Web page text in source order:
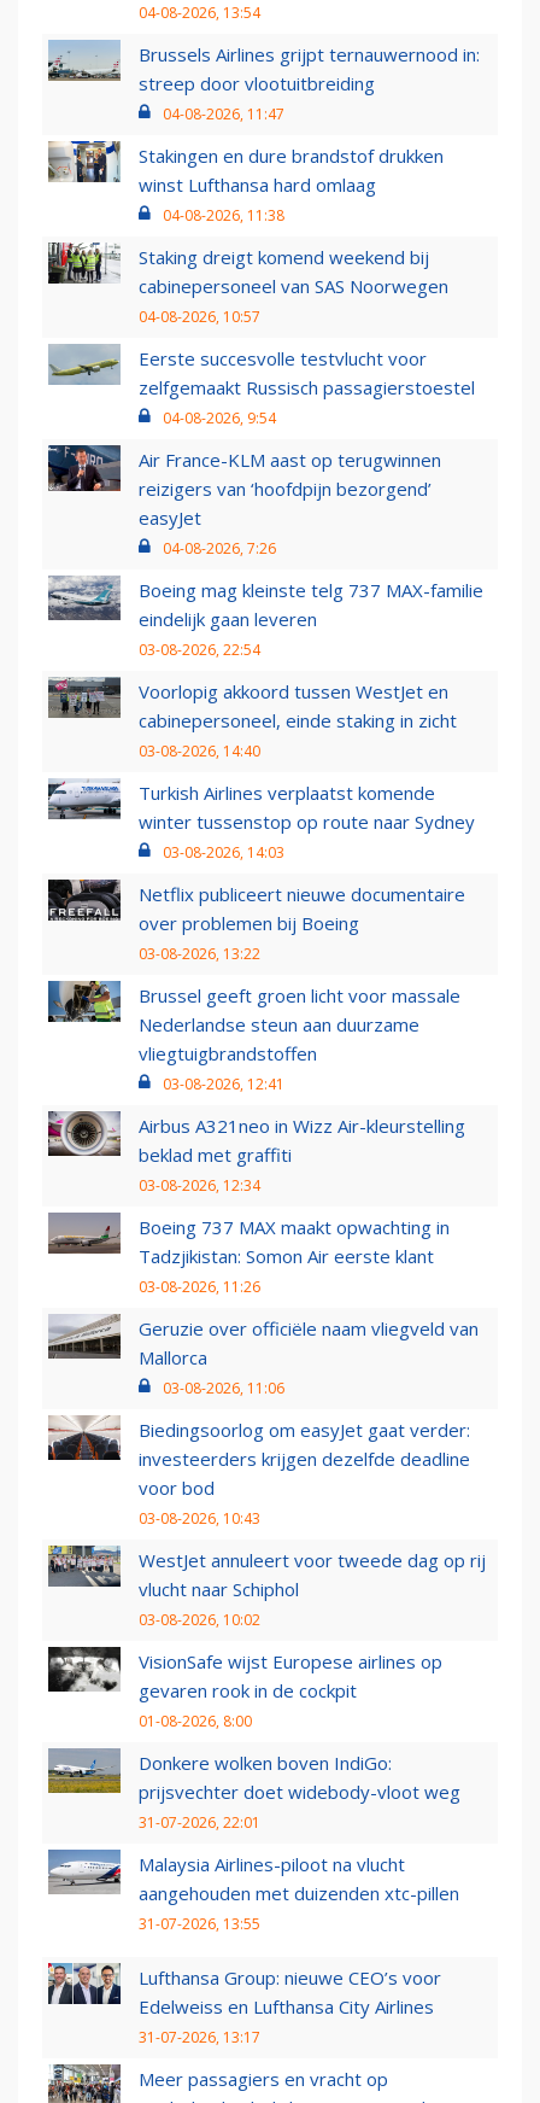
04-08-2026, 13:54
Brussels Airlines grijpt ternauwernood in:
streep door vlootuitbreiding
04-08-2026, 11:47
Stakingen en dure brandstof drukken
winst Lufthansa hard omlaag
04-08-2026, 11:38
Staking dreigt komend weekend bij
cabinepersoneel van SAS Noorwegen
04-08-2026, 10:57
Eerste succesvolle testvlucht voor
zelfgemaakt Russisch passagierstoestel
04-08-2026, 9:54
Air France-KLM aast op terugwinnen
reizigers van ‘hoofdpijn bezorgend’
easyJet
04-08-2026, 7:26
Boeing mag kleinste telg 737 MAX-familie
eindelijk gaan leveren
03-08-2026, 22:54
Voorlopig akkoord tussen WestJet en
cabinepersoneel, einde staking in zicht
03-08-2026, 14:40
Turkish Airlines verplaatst komende
winter tussenstop op route naar Sydney
03-08-2026, 14:03
Netflix publiceert nieuwe documentaire
over problemen bij Boeing
03-08-2026, 13:22
Brussel geeft groen licht voor massale
Nederlandse steun aan duurzame
vliegtuigbrandstoffen
03-08-2026, 12:41
Airbus A321neo in Wizz Air-kleurstelling
beklad met graffiti
03-08-2026, 12:34
Boeing 737 MAX maakt opwachting in
Tadzjikistan: Somon Air eerste klant
03-08-2026, 11:26
Geruzie over officiële naam vliegveld van
Mallorca
03-08-2026, 11:06
Biedingsoorlog om easyJet gaat verder:
investeerders krijgen dezelfde deadline
voor bod
03-08-2026, 10:43
WestJet annuleert voor tweede dag op rij
vlucht naar Schiphol
03-08-2026, 10:02
VisionSafe wijst Europese airlines op
gevaren rook in de cockpit
01-08-2026, 8:00
Donkere wolken boven IndiGo:
prijsvechter doet widebody-vloot weg
31-07-2026, 22:01
Malaysia Airlines-piloot na vlucht
aangehouden met duizenden xtc-pillen
31-07-2026, 13:55
Lufthansa Group: nieuwe CEO’s voor
Edelweiss en Lufthansa City Airlines
31-07-2026, 13:17
Meer passagiers en vracht op